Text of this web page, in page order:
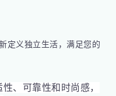
定义独立生活，满足您的
、可靠性和时尚感，